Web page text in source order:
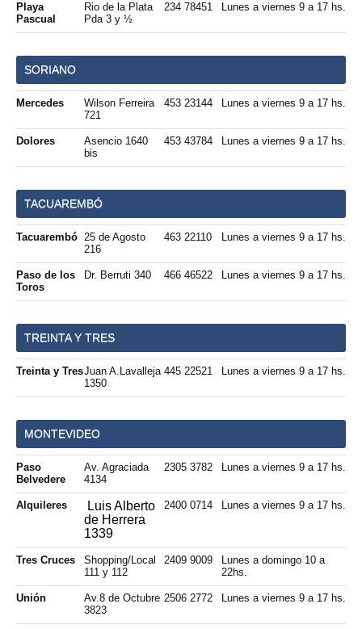
Playa
Pascual
Rio de la Plata
Pda 3 y ½
234 78451 Lunes a viernes 9 a 17 hs.
SORIANO
Mercedes
Wilson Ferreira
721
453 23144 Lunes a viernes 9 a 17 hs.
Dolores
Asencio 1640
bis
453 43784 Lunes a viernes 9 a 17 hs.
TACUAREMBÓ
Tacuarembó 25 de Agosto
216
463 22110 Lunes a viernes 9 a 17 hs.
Paso de los
Toros
Dr. Berruti 340 466 46522 Lunes a viernes 9 a 17 hs.
TREINTA Y TRES
Treinta y TresJuan A.Lavalleja
1350
445 22521 Lunes a viernes 9 a 17 hs.
MONTEVIDEO
Paso
Belvedere
Av. Agraciada
4134
2305 3782 Lunes a viernes 9 a 17 hs.
Alquileres
Luis Alberto
de Herrera
1339
2400 0714 Lunes a viernes 9 a 17 hs.
Tres Cruces
Shopping/Local
111 y 112
2409 9009
Lunes a domingo 10 a
22hs.
Unión
Av.8 de Octubre
3823
2506 2772 Lunes a viernes 9 a 17 hs.